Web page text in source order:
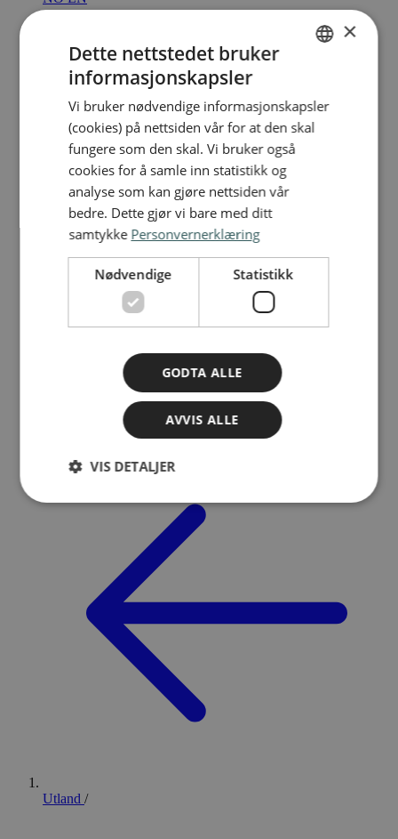
Utland /
ENGLISH
×
Dette nettstedet bruker
informasjonskapsler
Vi bruker nødvendige informasjonskapsler
(cookies) på nettsiden vår for at den skal
fungere som den skal. Vi bruker også
cookies for å samle inn statistikk og
analyse som kan gjøre nettsiden vår
bedre. Dette gjør vi bare med ditt
samtykke Personvernerklæring
Nødvendige Statistikk
GODTA ALLE
AVVIS ALLE
VIS DETALJER